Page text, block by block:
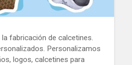
fabricación de calcetines.
Personalizamos
logos, calcetines para